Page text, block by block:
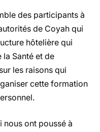
des participants à
de Coyah qui
hôtelière qui
la Santé et de
les raisons qui
cette formation
nous ont poussé à